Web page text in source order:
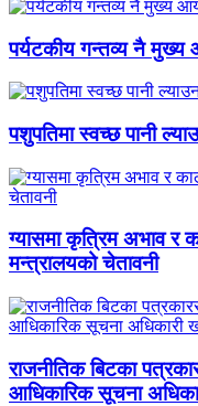
पर्यटकीय गन्तव्य नै मुख्य
पशुपतिमा स्वच्छ पानी
ग्यासमा कृत्रिम अभाव र
मन्त्रालयको चेतावनी
राजनीतिक बिटका
आधिकारिक सूचना